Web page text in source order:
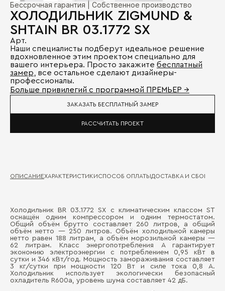
Бессрочная гарантия | Собственное производство
ХОЛОДИЛЬНИК ZIGMUND &
SHTAIN BR 03.1772 SX
Арт.
Наши специалисты подберут идеальное решение
вдохновленное этим проектом специально для
вашего интерьера. Просто закажите бесплатный
замер , все остальное сделают дизайнеры-
профессионалы.
Больше привилегий с программой ПРЕМЬЕР →
ЗАКАЗАТЬ БЕСПЛАТНЫЙ ЗАМЕР
РАССЧИТАТЬ ПРОЕКТ
ОПИСАНИЕХАРАКТЕРИСТИКИСПОСОБ ОПЛАТЫДОСТАВКА И СБОРКА
Холодильник BR 03.1772 SX с климатическим классом ST
оснащён одним компрессором и одним термостатом.
Общий объём брутто составляет 260 литров, а общий
объём нетто — 250 литров. Объём холодильной камеры
нетто равен 188 литрам, а объём морозильной камеры —
62 литрам. Класс энергопотребления А гарантирует
экономию электроэнергии с потреблением 0,95 кВт в
сутки и 346 кВт/год. Мощность замораживания составляет
3 кг/сутки при мощности 120 Вт и силе тока 0,8 А.
Холодильник использует экологически безопасный
охладитель R600a, уровень шума составляет 42 дБ.